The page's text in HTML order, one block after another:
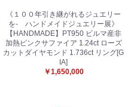
《１００年引き継がれるジュエリー
を- ハンドメイドジュエリー展》
【HANDMADE】PT950 ビルマ産非
加熱ピンクサファイア 1.24ct ローズ
カットダイヤモンド 1.736ct リング[G
IA]
￥1,650,000